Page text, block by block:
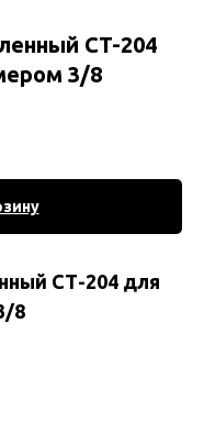
СT-204
3/8
СТ-204 для
8